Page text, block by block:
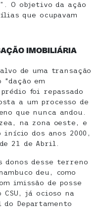
O objetivo da ação
que ocupavam
IMOBILIÁRIA
de uma transação
em
foi repassado
a um processo de
que nunca andou.
na zona oeste, e
dos anos 2000,
21 de Abril.
donos desse terreno
deu, como
imissão de posse
já ocioso na
do Departamento